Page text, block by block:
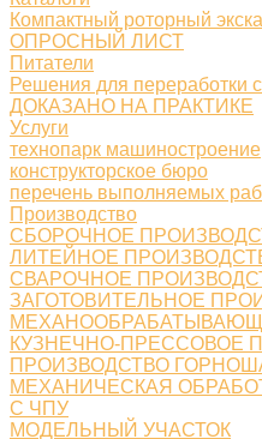
Компактный роторный
ОПРОСНЫЙ ЛИСТ
Питатели
Решения для переработки
ДОКАЗАНО НА ПРАКТИКЕ
Услуги
технопарк машиностроение
конструкторское бюро
перечень выполняемых
Производство
СБОРОЧНОЕ
ЛИТЕЙНОЕ
СВАРОЧНОЕ
ЗАГОТОВИТЕЛЬНОЕ
КУЗНЕЧНО-ПРЕССОВОЕ
ПРОИЗВОДСТВО
МЕХАНИЧЕСКАЯ
С ЧПУ
МОДЕЛЬНЫЙ УЧАСТОК